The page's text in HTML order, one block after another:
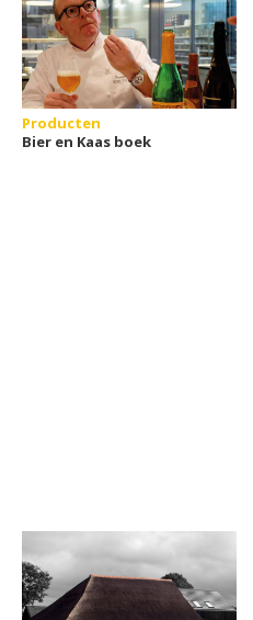
Producten
Bier en Kaas boek